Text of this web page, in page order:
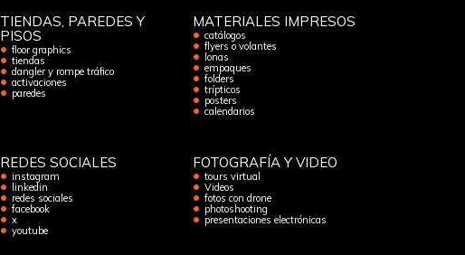
TIENDAS, PAREDES Y
PISOS
floor graphics
tiendas
dangler y rompe tráfico
activaciones
paredes
MATERIALES IMPRESOS
catálogos
flyers o volantes
lonas
empaques
folders
trípticos
posters
calendarios
REDES SOCIALES
instagram
linkedin
redes sociales
facebook
x
youtube
FOTOGRAFÍA Y VIDEO
tours virtual
Videos
fotos con drone
photoshooting
presentaciones electrónicas